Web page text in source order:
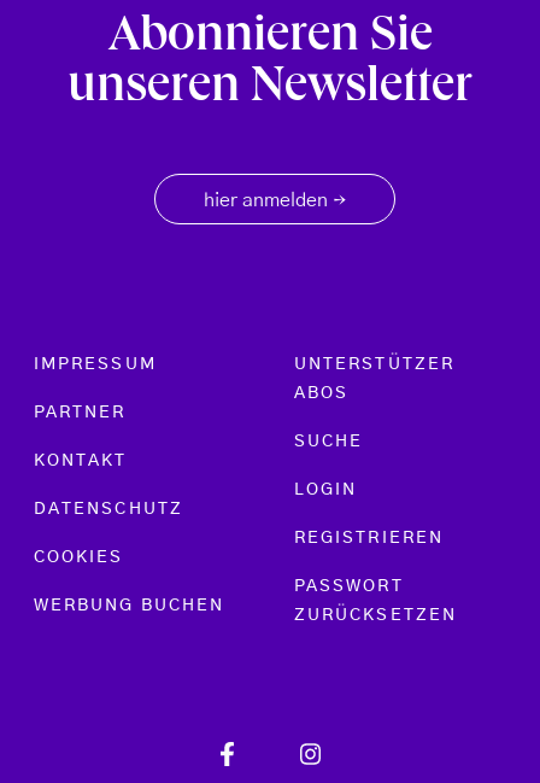
Abonnieren Sie
unseren Newsletter
hier anmelden →
Footer menu
IMPRESSUM
PARTNER
KONTAKT
DATENSCHUTZ
COOKIES
WERBUNG BUCHEN
UNTERSTÜTZER
ABOS
SUCHE
LOGIN
REGISTRIEREN
PASSWORT
ZURÜCKSETZEN